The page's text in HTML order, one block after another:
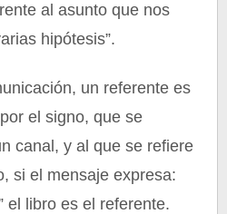
al asunto que nos
hipótesis”.
un referente es
el signo, que se
canal, y al que se refiere
si el mensaje expresa:
el libro es el referente.